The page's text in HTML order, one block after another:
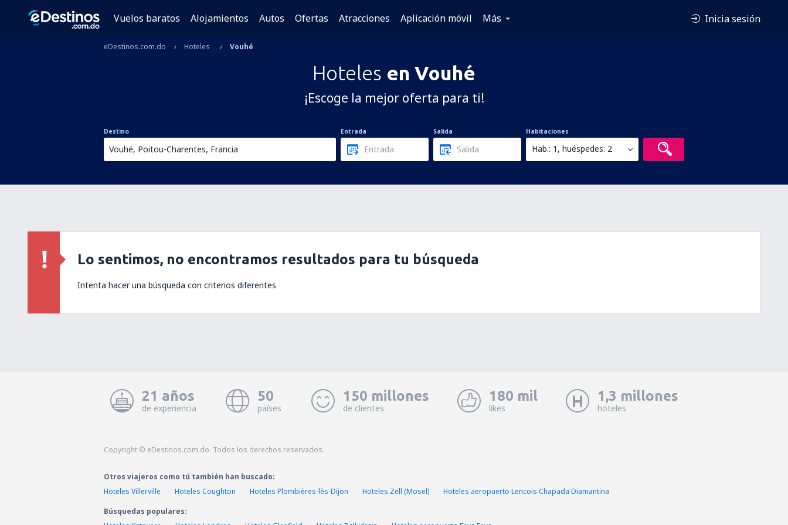
Vuelos baratos Alojamientos Autos Ofertas Atracciones Aplicación móvil Más Inicia sesión
eDestinos.com.do Hoteles Vouhé
Hoteles en Vouhé
¡Escoge la mejor oferta para ti!
Destino Entrada Salida Habitaciones
Hab.: 1, huéspedes: 2
Lo sentimos, no encontramos resultados para tu búsqueda
Intenta hacer una búsqueda con criterios diferentes
21 años
de experiencia
50
países
150 millones
de clientes
180 mil
likes
1,3 millones
hoteles
Copyright © eDestinos.com.do. Todos los derechos reservados.
Otros viajeros como tú también han buscado:
Hoteles Villerville
Hoteles Coughton Hoteles Plombières-lès-Dijon Hoteles Zell (Mosel)
Hoteles aeropuerto Lencois Chapada Diamantina
Búsquedas populares: